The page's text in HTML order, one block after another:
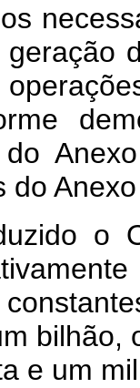
do
do
o
bilhão,
e um